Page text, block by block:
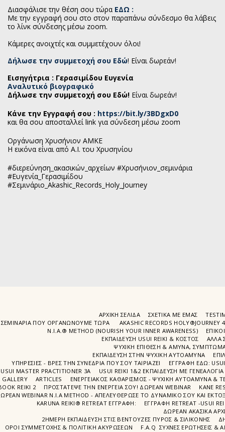
Διασφάλισε την θέση σου τώρα ΕΔΩ :
Με την εγγραφή σου στο στον παραπάνω σύνδεσμο θα λάβεις
το λίνκ σύνδεσης μέσω zoom.
Κάμερες ανοιχτές και συμμετέχουν όλοι!
Δήλωσε την συμμετοχή σου Εδώ! Είναι δωρεάν!
Εισηγήτρια : Γερασιμίδου Ευγενία
Αναλυτικό βιογραφικό
Δήλωσε την συμμετοχή σου Εδώ! Είναι δωρεάν!
Κάνε την Εγγραφή σου : https://bit.ly/3BDgxD0
και θα σου αποσταλλεί link για σύνδεση μέσω zoom
Οργάνωση Χρυσήνιον ΑΜΚΕ
Η εικόνα είναι από Α.Ι. του Χρυσηνίου
#διερεύνηση_ακασικών_αρχείων #Χρυσήνιον_σεμινάρια
#Ευγενία_Γερασιμίδου
#Σεμινάριο_Akashic_Records_Holy_Journey
ΑΡΧΙΚΉ ΣΕΛΊΔΑ ΣΧΕΤΙΚΆ ΜΕ ΕΜΆΣ
ΣΕΜΙΝΆΡΙΑ ΠΟΥ ΟΡΓΑΝΏΝΟΥΜΕ ΤΩΡΑ
AKASHIC RECORDS
N.I.A.® METHOD (NOURISH YOUR INNER AWARENESS)
ΕΚΠΑΙΔΕΥΣΗ USUI REIKI & ΚΟΣΤΟΣ
ΑΛΛΑ
ΨΥΧΙΚΉ ΕΠΊΘΕΣΗ & ΆΜΥΝΑ,
ΕΚΠΑΊΔΕΥΣΗ ΣΤΗΝ ΨΥΧΙΚΗ ΑΥΤΟΑΜΥΝΑ
ΥΠΗΡΕΣΙΕΣ - ΒΡΕΣ ΤΗΝ ΣΥΝΕΔΡΙΑ ΠΟΥ ΣΟΥ ΤΑΙΡΙΑΖΕΙ
ΕΓΓΡΑΦΉ EΔΩ:
USUI MASTER PRACTITIONER 3A
USUI REIKI 1&2 EΚΠΑΙΔΕΥΣΗ ΜΕ ΓΕΝΕΑΛΟΓΙΑ
GALLERY
ARTICLES
ΕΝΕΡΓΕΙΑΚΟΣ ΚΑΘΑΡΙΣΜΟΣ - ΨΥΧΙΚΗ ΑΥΤΟΑΜΥΝΑ &
REIKI 2
ΠΡΟΣΤΆΤΕΨΕ ΤΗΝ ΕΝΈΡΓΕΙΆ ΣΟΥ! ΔΩΡΕΑΝ WEBINAR
ΚΑΝΕ
WEBINAR Ν.Ι.Α METHOD - ΑΠΕΛΕΥΘΈΡΩΣΕ ΤΟ ΔΥΝΑΜΙΚΌ ΣΟΥ ΚΑΙ
KARUNA REIKI® RETREAT ΕΓΓΡΑΦΉ:
ΕΓΓΡΑΦΗ RETREAT -USUI
ΔΩΡΕΑΝ ΑΚΑΣΙΚΆ
2ΗΜΕΡΗ ΕΚΠΑΊΔΕΥΣΗ ΣΤΙΣ ΒΕΝΤΟΎΖΕΣ ΠΥΡΌΣ & ΣΙΛΙΚΌΝΗΣ
ΌΡΟΙ ΣΥΜΜΕΤΟΧΉΣ & ΠΟΛΙΤΙΚΉ ΑΚΥΡΏΣΕΩΝ
F.A.Q ΣΥΧΝΈΣ ΕΡΩΤΉΣΕΙΣ &